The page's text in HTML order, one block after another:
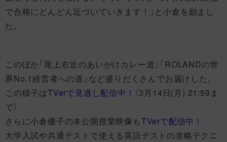
で合格にどんどん近づいていきます！」と小倉を励まし
た。
このほか「尾上右近のあいがけカレー道」「ROLANDの世
界No.1経営者への道」など盛りだくさんでお届けした。
この様子はTVerで見逃し配信中！ （3月14日(月) 21:59ま
で）
さらに小倉優子の未公開授業映像もTVerで配信中！
大学入試や共通テストで使える英語テストの攻略テクニ